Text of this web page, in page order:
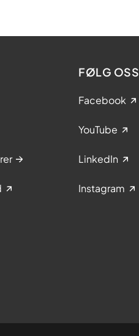
FØLG OSS
Facebook
YouTube
LinkedIn
Instagram